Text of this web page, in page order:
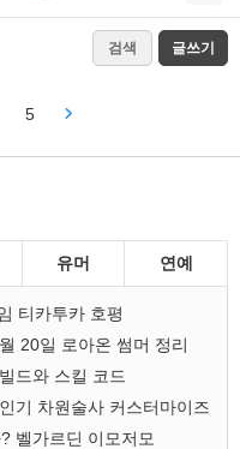
검색 글쓰기
5
유머 연예
티카투카 호평
20일 로아온 썸머 정리
드와 스킬 코드
기 차원술사 커스터마이즈
벨가르딘 이모저모